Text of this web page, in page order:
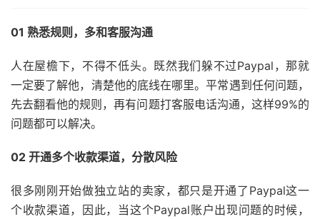
01 熟悉规则，多和客服沟通
人在屋檐下，不得不低头。既然我们躲不过Paypal，那就
一定要了解他，清楚他的底线在哪里。平常遇到任何问题，
先去翻看他的规则，再有问题打客服电话沟通，这样99%的
问题都可以解决。
02 开通多个收款渠道，分散风险
很多刚刚开始做独立站的卖家，都只是开通了Paypal这一
个收款渠道，因此，当这个Paypal账户出现问题的时候，